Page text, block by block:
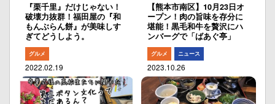
『栗千里』だけじゃない！
破壊力抜群！福田屋の『和
もんぶらん餅』が美味しす
ぎてどうしよう。
グルメ
2022.02.19
【熊本市南区】10月23日オ
ープン！肉の旨味を存分に
堪能！黒毛和牛を贅沢にハ
ンバーグで「ばあぐ亭」
グルメ ニュース
2023.10.26